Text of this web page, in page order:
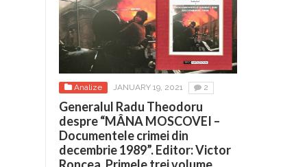
Analize JANUARY 19, 2021 2
Generalul Radu Theodoru
despre “MÂNA MOSCOVEI –
Documentele crimei din
decembrie 1989”. Editor: Victor